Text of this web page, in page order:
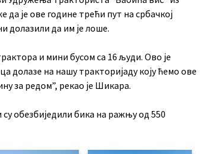
да је ове године трећи пут на србачкој
долазили да им је лоше.
и мини бусом са 16 људи. Ово је
долазе на нашу тракторијаду коју ћемо ове
за редом”, рекао је Шикара.
обезбиједили бика на ражњу од 550